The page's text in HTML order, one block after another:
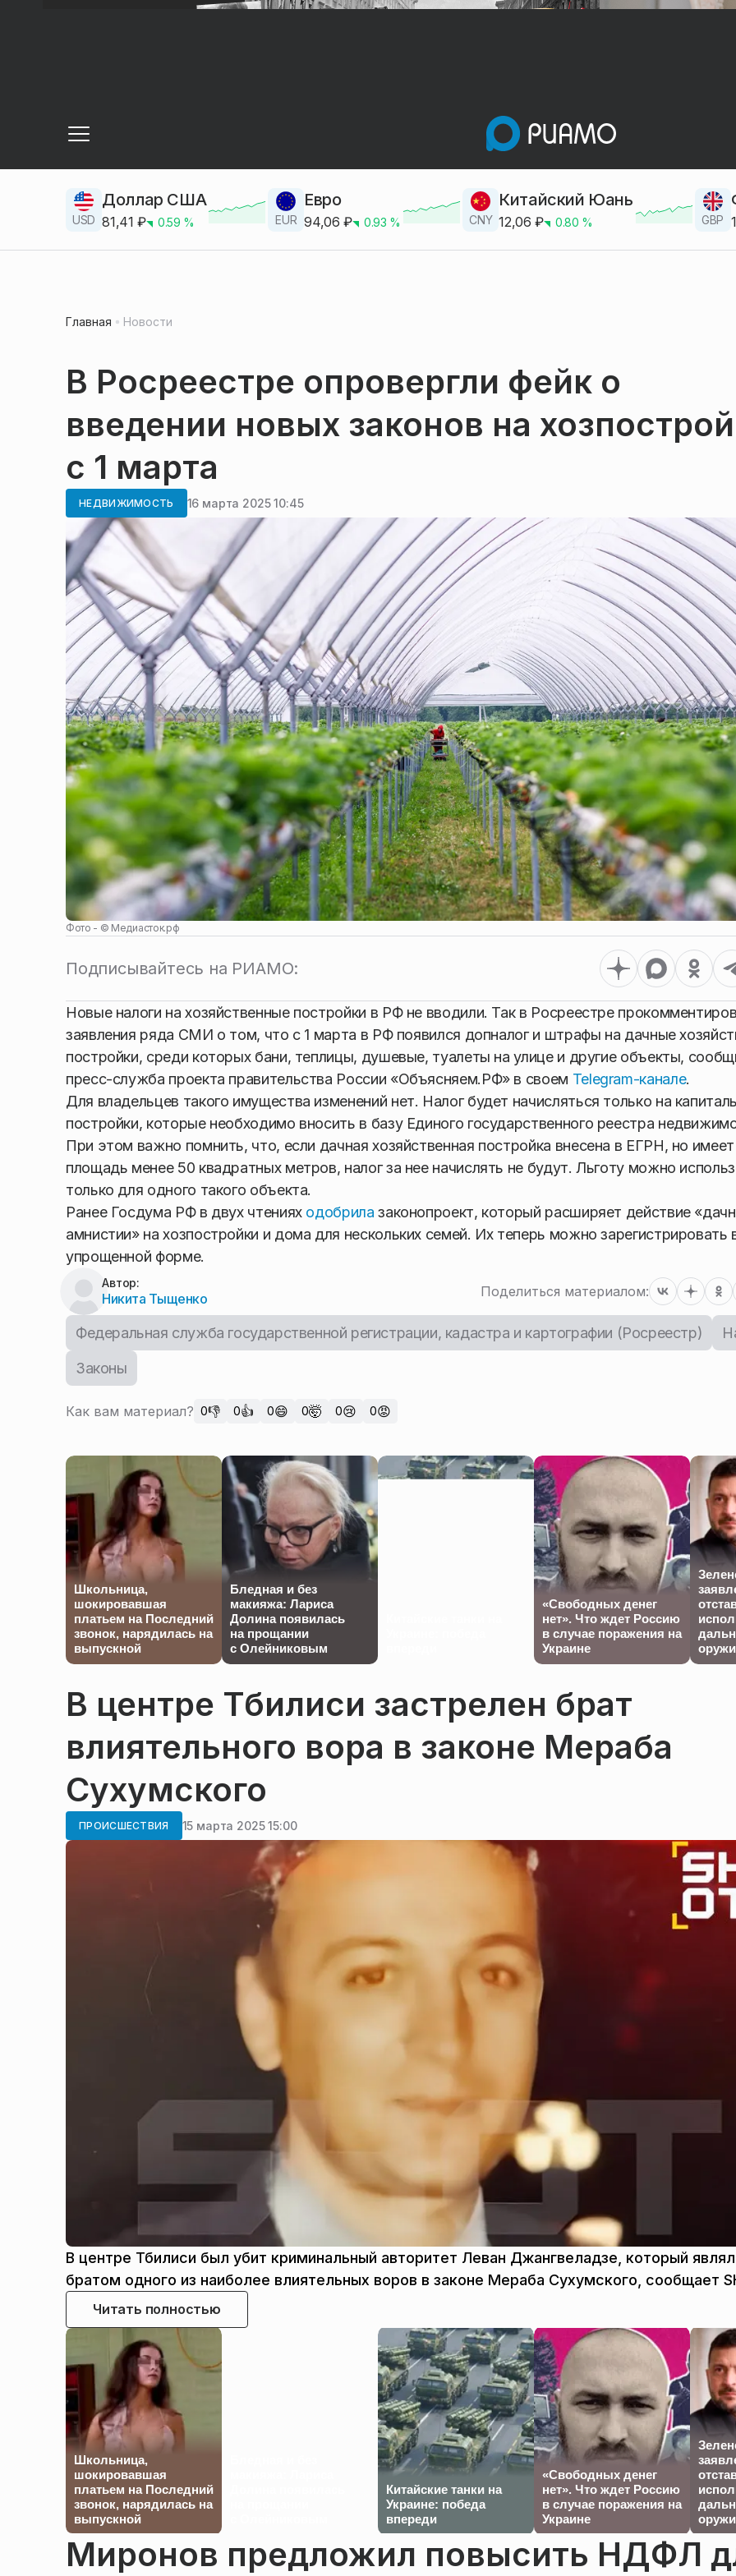
USD
Доллар США
81,41 ₽ 0.59 % EUR
Евро
94,06 ₽ 0.93 % CNY
Китайский Юань
12,06 ₽ 0.80 % GBP
Главная Новости
В Росреестре опровергли фейк о
введении новых законов на
с 1 марта
НЕДВИЖИМОСТЬ 16 марта 2025 10:45
Фото - © Медиасток.рф
Подписывайтесь на РИАМО:
Новые налоги на хозяйственные постройки в РФ не вводили. Так в Росреестре
заявления ряда СМИ о том, что с 1 марта в РФ появился допналог и штрафы на дачные
постройки, среди которых бани, теплицы, душевые, туалеты на улице и другие объекты,
пресс-служба проекта правительства России «Объясняем.РФ» в своем Telegram-канале.
Для владельцев такого имущества изменений нет. Налог будет начисляться только на
постройки, которые необходимо вносить в базу Единого государственного реестра
При этом важно помнить, что, если дачная хозяйственная постройка внесена в ЕГРН, но имеет
площадь менее 50 квадратных метров, налог за нее начислять не будут. Льготу можно
только для одного такого объекта.
Ранее Госдума РФ в двух чтениях одобрила законопроект, который расширяет действие
амнистии» на хозпостройки и дома для нескольких семей. Их теперь можно зарегистрировать
упрощенной форме.
Автор:
Никита Тыщенко Поделиться материалом:
Федеральная служба государственной регистрации, кадастра и картографии (Росреестр)
Законы
Как вам материал? 0👎 0👍 0😄 0🤯 0😢 0😡
Школьница,
шокировавшая
платьем на Последний
звонок, нарядилась на
выпускной
Бледная и без
макияжа: Лариса
Долина появилась
на прощании
с Олейниковым
«Свободных денег
нет». Что ждет Россию
в случае поражения на
Украине
В центре Тбилиси застрелен брат
влиятельного вора в законе Мераба
Сухумского
ПРОИСШЕСТВИЯ 15 марта 2025 15:00
В центре Тбилиси был убит криминальный авторитет Леван Джангвеладзе, который
братом одного из наиболее влиятельных воров в законе Мераба Сухумского, сообщает
Читать полностью
Школьница,
шокировавшая
платьем на Последний
звонок, нарядилась на
выпускной
Китайские танки на
Украине: победа
впереди
«Свободных денег
нет». Что ждет Россию
в случае поражения на
Украине
Миронов предложил повысить НДФЛ